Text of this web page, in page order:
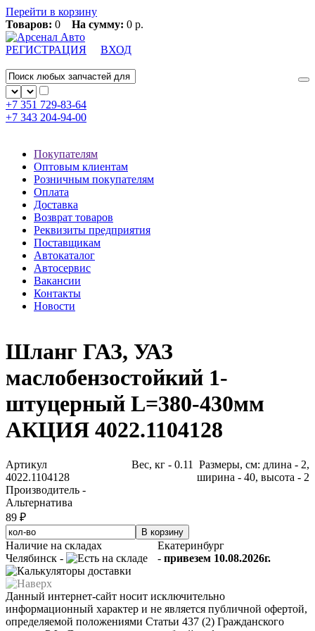
Перейти в корзину
Товаров: 0 На сумму: 0 р.
РЕГИСТРАЦИЯ ВХОД
+7 351 729-83-64
+7 343 204-94-00
Покупателям
Оптовым клиентам
Розничным покупателям
Оплата
Доставка
Возврат товаров
Реквизиты предприятия
Поставщикам
Автокаталог
Автосервис
Вакансии
Контакты
Новости
Шланг ГАЗ, УАЗ
маслобензостойкий 1-
штуцерный L=380-430мм
АКЦИЯ 4022.1104128
Артикул
4022.1104128
Производитель -
Альтернатива
Вес, кг - 0.11 Размеры, см: длина - 2,
ширина - 40, высота - 2
89 ₽
Наличие на складах
Челябинск -
Екатеринбург
- привезем 10.08.2026г.
Данный интернет-сайт носит исключительно
информационный характер и не является публичной офертой,
определяемой положениями Статьи 437 (2) Гражданского